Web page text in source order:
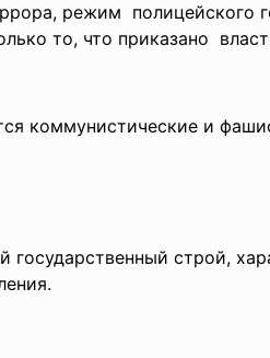
режим полицейского
то, что приказано
коммунистические и
строй,